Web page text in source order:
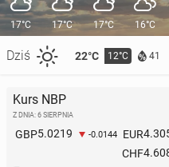
17°C
Dziś 22°C 12°C 41
17°C 17°C 16°C
Kurs NBP
Z DNIA: 6 SIERPNIA
GBP5.0219 -0.0144 EUR
CHF